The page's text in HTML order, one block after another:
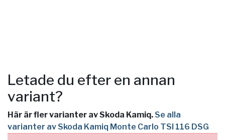
Letade du efter en annan
variant?
Här är fler varianter av Skoda Kamiq. Se alla
varianter av Skoda Kamiq Monte Carlo TSI 116 DSG